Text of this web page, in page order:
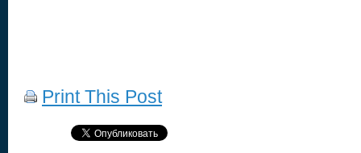
Print This Post